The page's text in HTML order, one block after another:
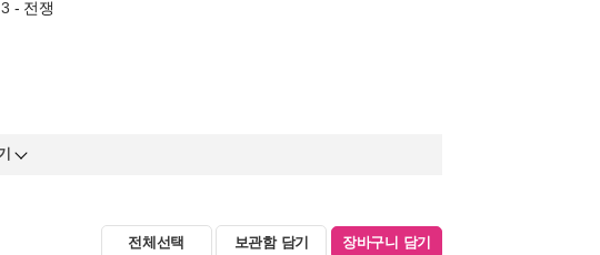
- 전쟁
전체선택 보관함 담기 장바구니 담기